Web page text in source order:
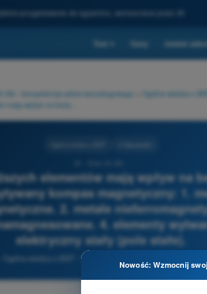
przygotowanie do egzaminu, wzmocnione przez AI
Test Ceny Jesteś
A3 - kompetencje pilota bezzałogowego Ogólna wiedza o BSP
elementów mają wpływ na
kompas magnetyczny: 1.
2. metale
4. elementy
elektryczny stały (pole stałe).
Ogólna wiedza o BSP - Dron A1/A3 - kompetencje pilota
Nowość: Wzmocnij